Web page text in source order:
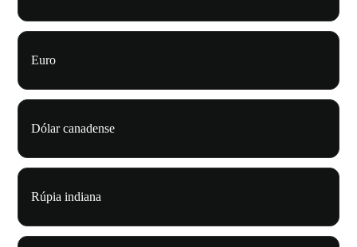
Euro
Dólar canadense
Rúpia indiana